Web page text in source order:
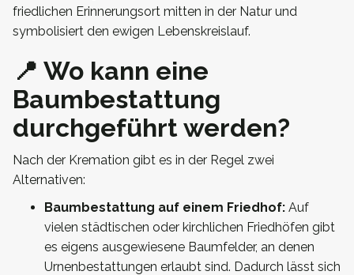
friedlichen Erinnerungsort mitten in der Natur und
symbolisiert den ewigen Lebenskreislauf.
📍 Wo kann eine
Baumbestattung
durchgeführt werden?
Nach der Kremation gibt es in der Regel zwei
Alternativen:
Baumbestattung auf einem Friedhof: Auf
vielen städtischen oder kirchlichen Friedhöfen gibt
es eigens ausgewiesene Baumfelder, an denen
Urnenbestattungen erlaubt sind. Dadurch lässt sich